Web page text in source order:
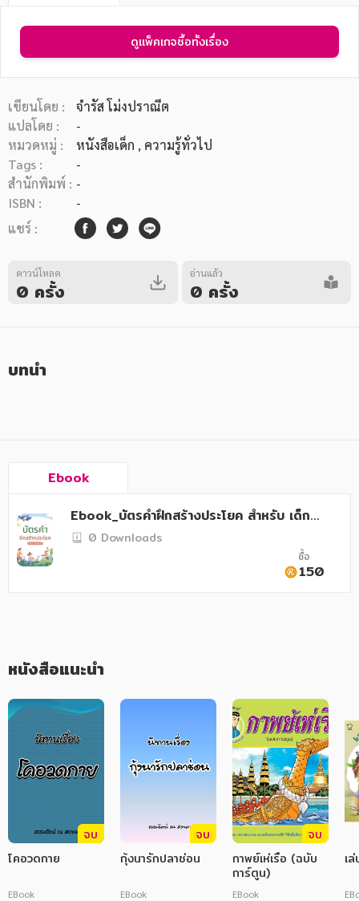
หมวดหมู่หนังสือ
หมวดหมู่ยอดนิยม
หนังสือออกใหม่ หนังสือยอดนิยม หนังสือเช่า
สังคม วัฒนธรรม การปกครอง ศาสนาและปรัชญา
ศาสนา และปรัชญา
กฎหมาย สัญญา ภาษี
วรรณกรรม
การเกษตร ชีววิทยา
การเรียน การศึกษา
เทคโนโลยี การสื่อสาร วิทยาศาสตร์
หนังสือเด็ก
ดูแพ็คเกจซื้อทั้งเรื่อง
เขียนโดย :
จำรัส โม่งปราณีต
แปลโดย :
-
หมวดหมู่ :
หนังสือเด็ก , ความรู้ทั่วไป
Tags :
-
สำนักพิมพ์ : -
ISBN :
-
แชร์ :
ดาวน์โหลด
0 ครั้ง
อ่านแล้ว
0 ครั้ง
บทนำ
Ebook
Ebook_บัตรคำฝึกสร้างประโยค สำหรับ เด็กพิเ
ศษ 0 Downloads
ซื้อ
150
หนังสือแนะนำ
จบ
โคอวดกาย
EBook
จบ
กุ้งนารักปลาช่อน
EBook
จบ
กาพย์เห่เรือ (ฉบับ
การ์ตูน)
EBook
เ